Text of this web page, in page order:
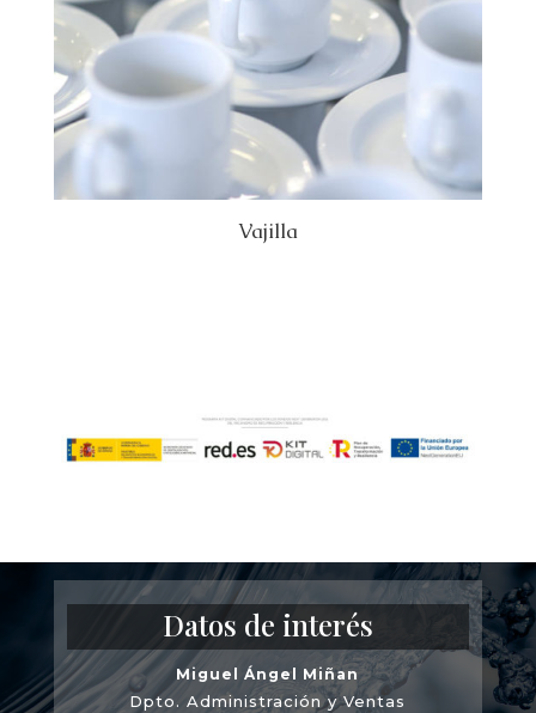
Vajilla
Datos de interés
Miguel Ángel Miñan
Dpto. Administración y Ventas